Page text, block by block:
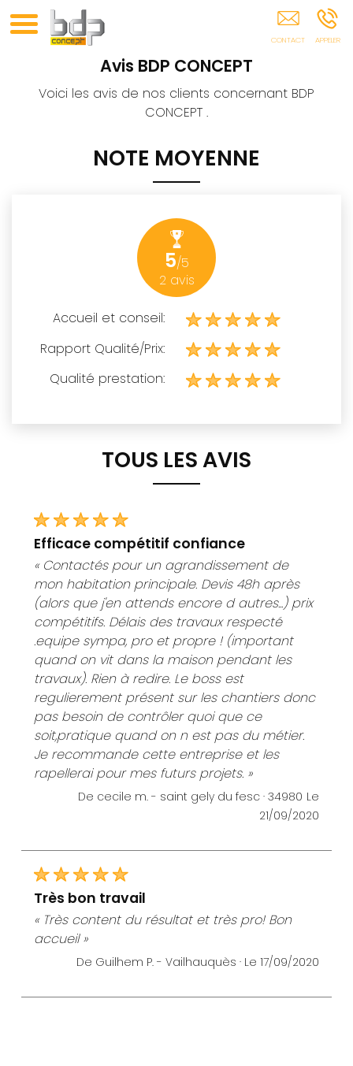
Saint-Georges-D'Orques Montpellier Clermont L'Hérault
Avis BDP CONCEPT
Voici les avis de nos clients concernant BDP
CONCEPT .
NOTE MOYENNE
5/5
2avis
Accueil et conseil:
Rapport Qualité/Prix:
Qualité prestation:
TOUS LES AVIS
efficace compétitif confiance
« Contactés pour un agrandissement de
mon habitation principale. Devis 48h après
(alors que j'en attends encore d autres...) prix
compétitifs. Délais des travaux respecté
.equipe sympa, pro et propre ! (important
quand on vit dans la maison pendant les
travaux). Rien à redire. Le boss est
regulierement présent sur les chantiers donc
pas besoin de contrôler quoi que ce
soit,pratique quand on n est pas du métier.
Je recommande cette entreprise et les
rapellerai pour mes futurs projets. »
De cecile m. - saint gely du fesc · 34980 Le
21/09/2020
très bon travail
« Très content du résultat et très pro! Bon
accueil »
De Guilhem P. - Vailhauquès · Le 17/09/2020